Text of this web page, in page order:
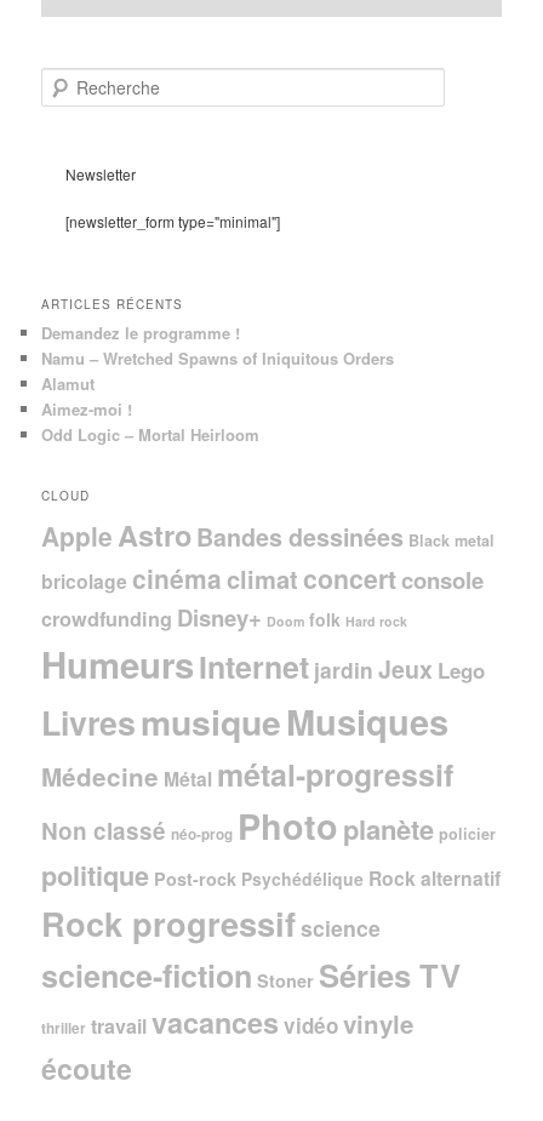
e
Newsletter
[newsletter_form type="minimal"]
ARTICLES RÉCENTS
Demandez le programme !
Namu – Wretched Spawns of Iniquitous Orders
Alamut
Aimez-moi !
Odd Logic – Mortal Heirloom
CLOUD
Apple AstroBandes dessinées Black metal
bricolage cinéma climat concertconsole
crowdfunding Disney+ Doom folk Hard rock
HumeursInternet jardin Jeux Lego
LivresmusiqueMusiques
Médecine Métal métal-progressif
Non classé néo-prog Photo planète policier
politique Post-rock Psychédélique Rock alternatif
Rock progressifscience
science-fiction Stoner Séries TV
thriller travail vacances vidéovinyle
écoute